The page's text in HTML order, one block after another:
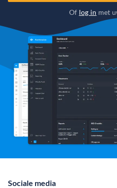
Of log in met
Sociale media